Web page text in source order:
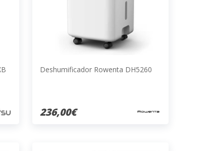
Deshumificador Rowenta DH5260
236,00€